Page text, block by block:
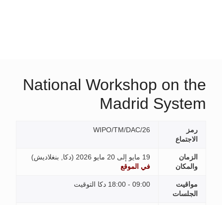
National Workshop on the
Madrid System
رمز
الاجتماع
WIPO/TM/DAC/26
الزمان
والمكان
19 مايو إلى 20 مايو 2026 ( دكا, بنغلاديش)
في الموقع
مواقيت
الجلسات
09:00 - 18:00 دكا التوقيت